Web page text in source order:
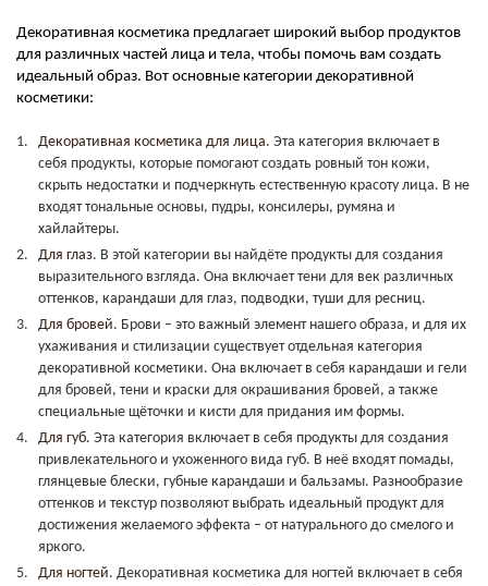
Декоративная косметика предлагает широкий выбор продуктов
для различных частей лица и тела, чтобы помочь вам создать
идеальный образ. Вот основные категории декоративной
косметики:
Декоративная косметика для лица. Эта категория включает в
себя продукты, которые помогают создать ровный тон кожи,
скрыть недостатки и подчеркнуть естественную красоту лица. В не
входят тональные основы, пудры, консилеры, румяна и
хайлайтеры.
Для глаз. В этой категории вы найдёте продукты для создания
выразительного взгляда. Она включает тени для век различных
оттенков, карандаши для глаз, подводки, туши для ресниц.
Для бровей. Брови – это важный элемент нашего образа, и для их
ухаживания и стилизации существует отдельная категория
декоративной косметики. Она включает в себя карандаши и гели
для бровей, тени и краски для окрашивания бровей, а также
специальные щёточки и кисти для придания им формы.
Для губ. Эта категория включает в себя продукты для создания
привлекательного и ухоженного вида губ. В неё входят помады,
глянцевые блески, губные карандаши и бальзамы. Разнообразие
оттенков и текстур позволяют выбрать идеальный продукт для
достижения желаемого эффекта – от натурального до смелого и
яркого.
Для ногтей. Декоративная косметика для ногтей включает в себя